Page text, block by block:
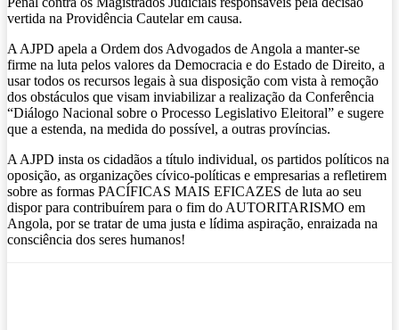
vertida na Providência Cautelar em causa.
A AJPD apela a Ordem dos Advogados de Angola a manter-se
firme na luta pelos valores da Democracia e do Estado de Direito, a
usar todos os recursos legais à sua disposição com vista à remoção
dos obstáculos que visam inviabilizar a realização da Conferência
“Diálogo Nacional sobre o Processo Legislativo Eleitoral” e sugere
que a estenda, na medida do possível, a outras províncias.
A AJPD insta os cidadãos a título individual, os partidos políticos na
oposição, as organizações cívico-políticas e empresarias a refletirem
sobre as formas PACÍFICAS MAIS EFICAZES de luta ao seu
dispor para contribuírem para o fim do AUTORITARISMO em
Angola, por se tratar de uma justa e lídima aspiração, enraizada na
consciência dos seres humanos!